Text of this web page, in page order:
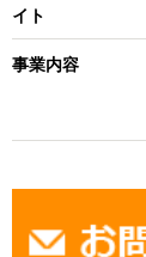
イト
事業内容